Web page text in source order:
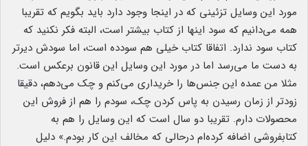
مورد این وسایل تزئینی که در اینجا وجود دارد باید بگویم که تقریبا
همه می‌دانیم که سود اینها از کتاب بیشتر است، البته فکر نکنید که
کتاب سود ندارد. اتفاقا کتاب خیلی هم سودده است، اما سودش دیرتر
به دست ما می‌رسد اما در مورد این وسایل این قانون برعکس است.
مثلا من عمده این جنس‌ها را خریداری می‌کنم و چک می‌دهم، دقیقا
زودتر از زمان رسیدن به پاس کردن چک، سودم را هم از فروش این
محصولات دارم. تقریبا دو سال است که این وسایل را هم به
کتابفروشی اضافه کرده‌ام درحالی که مخالف این کار بودم.» دلیل